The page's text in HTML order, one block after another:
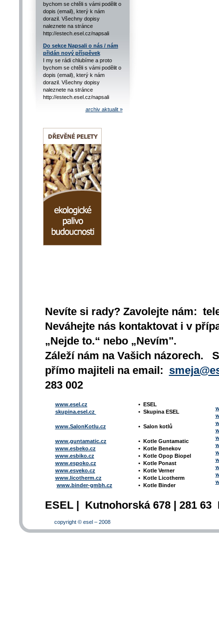
bychom se chtěli s vámi podělit o
dopis (email), který k nám
dorazil. Všechny dopisy
naleznete na stránce
http://estech.esel.cz/napsali
Do sekce Napsali o nás / nám
přidán nový příspěvek
I my se rádi chlubíme a proto
bychom se chtěli s vámi podělit o
dopis (email), který k nám
dorazil. Všechny dopisy
naleznete na stránce
http://estech.esel.cz/napsali
archiv aktualit »
Nevíte si rady? Zavolejte nám:
Neváhejte nás kontaktovat i v
„Nejde to.“ nebo „Nevím".
Záleží nám na Vašich názorech.
přímo majiteli na email:
283 002
www.esel.cz
skupina.esel.cz
www.SalonKotlu.cz
www.guntamatic.cz
www.esbeko.cz
www.esbiko.cz
www.espoko.cz
www.esveko.cz
www.licotherm.cz
www.binder-gmbh.cz
• ESEL
• Skupina ESEL
• Salon kotlů
• Kotle Guntamatic
• Kotle Benekov
• Kotle Opop Biopel
• Kotle Ponast
• Kotle Verner
• Kotle Licotherm
• Kotle Binder
ESEL | Kutnohorská 678 | 281
copyright © esel – 2008